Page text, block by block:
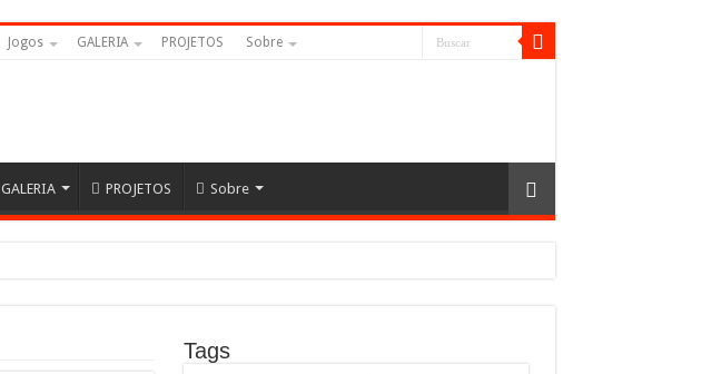
Jogos GALERIA PROJETOS Sobre
GALERIA PROJETOS Sobre
Tags